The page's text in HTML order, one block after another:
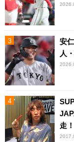
安
人
走